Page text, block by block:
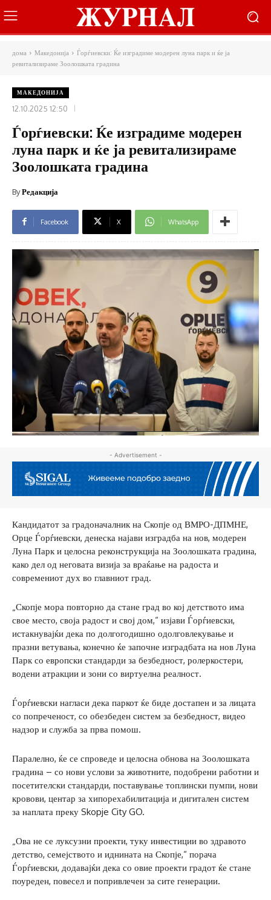
дома Македонија
Ѓорѓиевски: Ќе изградиме модерен луна парк и ќе ја
ревитализираме Зоолошката градина
МАКЕДОНИЈА
12.10.2025 12:50
Ѓорѓиевски: Ќе изградиме модерен
луна парк и ќе ја ревитализираме
Зоолошката градина
ByРедакција
Facebook X WhatsApp
- Advertisement -
Кандидатот за градоначалник на Скопје од ВМРО-ДПМНЕ,
Орце Ѓорѓиевски, денеска најави изградба на нов, модерен
Луна Парк и целосна реконструкција на Зоолошката градина,
како дел од неговата визија за враќање на радоста и
современиот дух во главниот град.
„Скопје мора повторно да стане град во кој детството има
свое место, своја радост и свој дом,“ изјави Ѓорѓиевски,
истакнувајќи дека по долгогодишно одолговлекување и
празни ветувања, конечно ќе започне изградбата на нов Луна
Парк со европски стандарди за безбедност, ролеркостери,
водени атракции и зони со виртуелна реалност.
Ѓорѓиевски нагласи дека паркот ќе биде достапен и за лицата
со попреченост, со обезбеден систем за безбедност, видео
надзор и служба за прва помош.
Паралелно, ќе се спроведе и целосна обнова на Зоолошката
градина – со нови услови за животните, подобрени работни и
посетителски стандарди, поставување топлински пумпи, нови
кровови, центар за хипорехабилитација и дигитален систем
за наплата преку Skopje City GO.
„Ова не се луксузни проекти, туку инвестиции во здравото
детство, семејството и иднината на Скопје,“ порача
Ѓорѓиевски, додавајќи дека со овие проекти градот ќе стане
поуреден, повесел и попривлечен за сите генерации.